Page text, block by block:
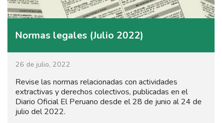
Normas legales (Julio 2022)
26 de julio, 2022
Revise las normas relacionadas con actividades
extractivas y derechos colectivos, publicadas en el
Diario Oficial El Peruano desde el 28 de junio al 24 de
julio del 2022.